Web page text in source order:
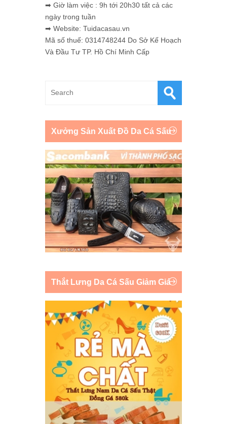
➡ Giờ làm việc : 9h tới 20h30 tất cả các
ngày trong tuần
➡ Website: Tuidacasau.vn
Mã số thuế: 0314748244 Do Sở Kế Hoạch
Và Đầu Tư TP. Hồ Chí Minh Cấp
Xưởng Sản Xuất Đồ Da Cá Sấu
Thắt Lưng Da Cá Sấu Giảm Giá